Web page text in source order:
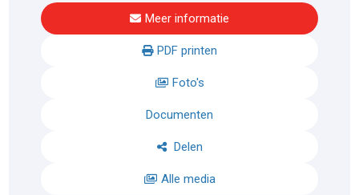
Meer informatie
PDF printen
Foto's
Documenten
Delen
Alle media